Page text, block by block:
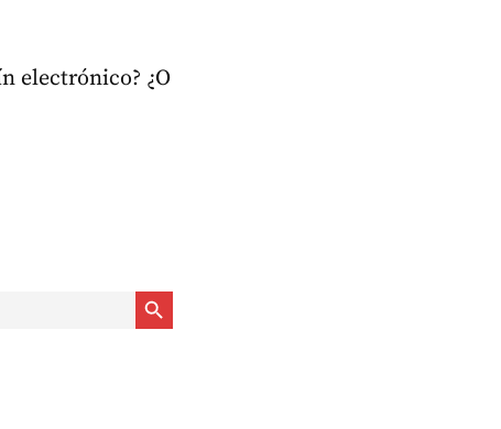
electrónico? ¿O
Botón de búsqueda